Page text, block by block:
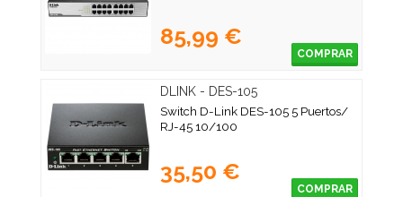
85,99 €
COMPRAR
DLINK - DES-105
Switch D-Link DES-105 5 Puertos/
RJ-45 10/100
35,50 €
COMPRAR